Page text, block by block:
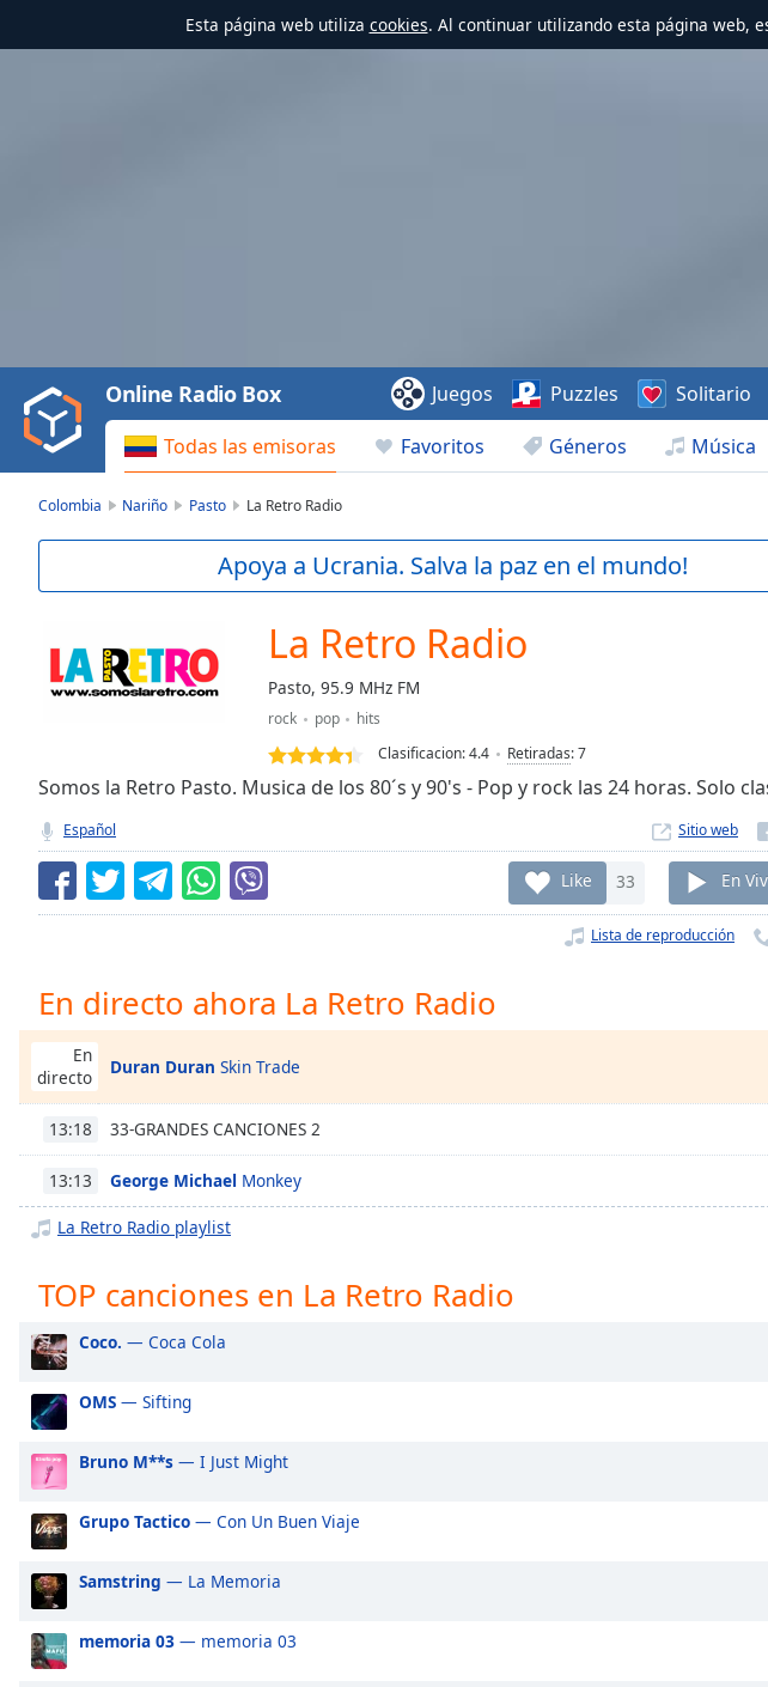
Esta página web utiliza cookies. Al continuar utilizando esta página web,
Video
Play
Backward
Skip
Current
Loaded :
0.00%
Seek to
currently
behind
LIVE
Remaining
Time-
Playback
Rate
Chapters
Chapters
Descriptions
descriptions
off,
subtitles
opens
settings
dialog
subtitles
off
selected
Track
Todas las emisoras Favoritos Géneros Música
Online Radio Box Juegos Puzzles Solitario
Colombia Nariño Pasto La Retro Radio
Apoya a Ucrania. Salva la paz en el mundo!
La Retro Radio
Pasto, 95.9 MHz FM
rock pop
hits
Clasificacion:4.4 Retiradas:7
Somos la Retro Pasto. Musica de los 80´s y 90's - Pop y rock las 24 horas. Solo
Español Sitio web
Like 33 En
Lista de reproducción
En directo ahora La Retro Radio
En
directo
Duran Duran Skin Trade
13:18 33-GRANDES CANCIONES 2
13:13 George Michael Monkey
La Retro Radio playlist
TOP canciones en La Retro Radio
Coco. — Coca Cola
OMS — Sifting
Bruno M**s — I Just Might
Grupo Tactico — Con Un Buen Viaje
Samstring — La Memoria
memoria 03 — memoria 03